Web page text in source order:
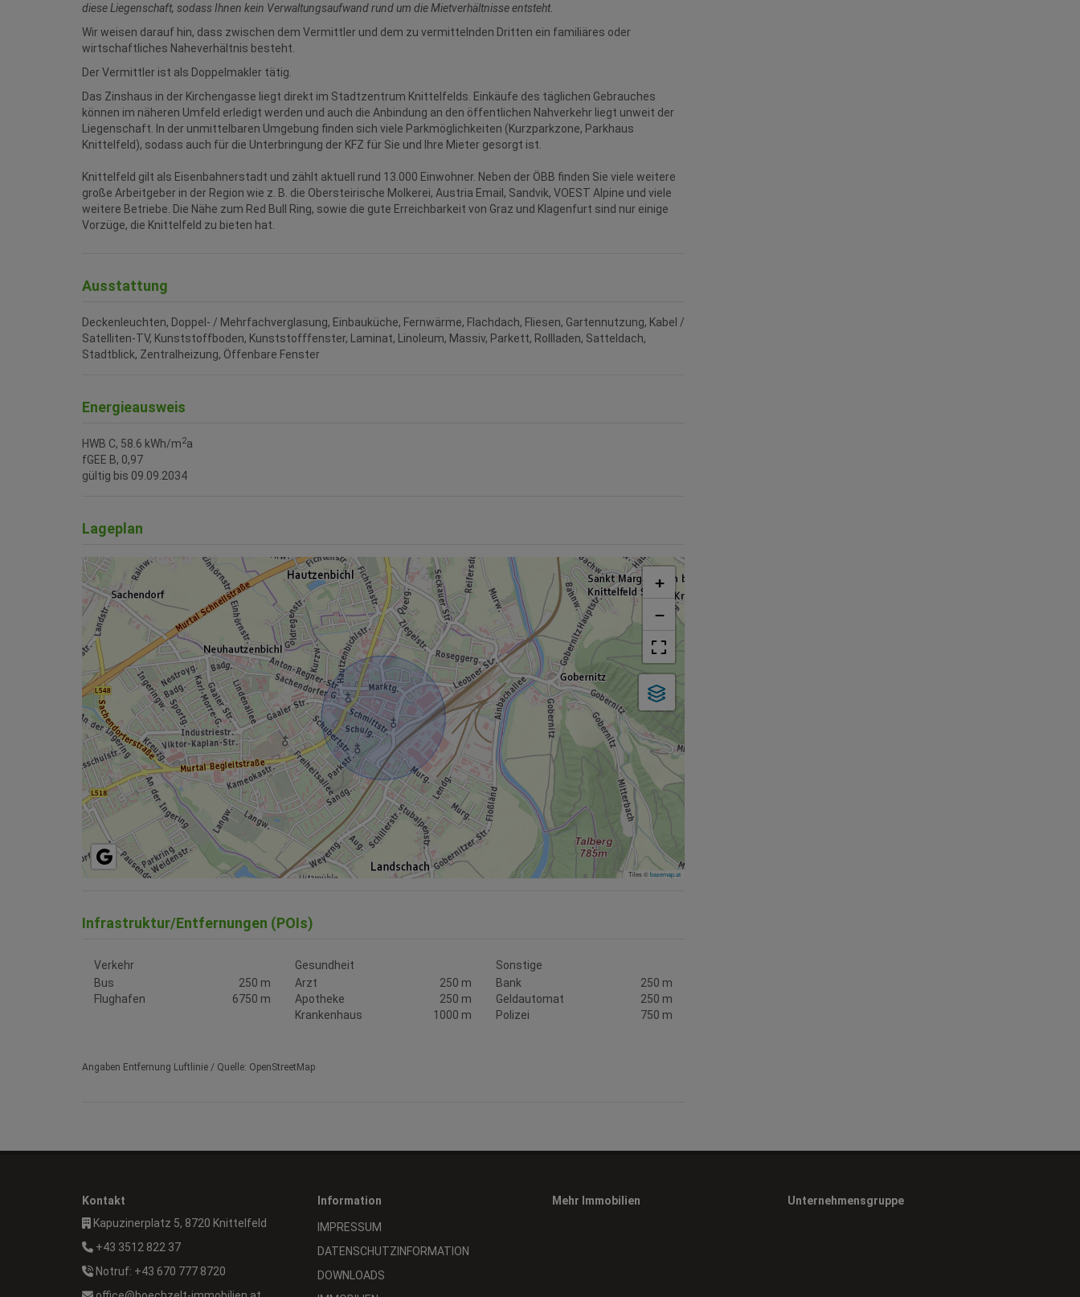
diese Liegenschaft, sodass Ihnen kein Verwaltungsaufwand rund um die Mietverhältnisse entsteht.
Wir weisen darauf hin, dass zwischen dem Vermittler und dem zu vermittelnden Dritten ein familiäres oder
wirtschaftliches Naheverhältnis besteht.
Der Vermittler ist als Doppelmakler tätig.
Das Zinshaus in der Kirchengasse liegt direkt im Stadtzentrum Knittelfelds. Einkäufe des täglichen Gebrauches
können im näheren Umfeld erledigt werden und auch die Anbindung an den öffentlichen Nahverkehr liegt unweit der
Liegenschaft. In der unmittelbaren Umgebung finden sich viele Parkmöglichkeiten (Kurzparkzone, Parkhaus
Knittelfeld), sodass auch für die Unterbringung der KFZ für Sie und Ihre Mieter gesorgt ist.
Knittelfeld gilt als Eisenbahnerstadt und zählt aktuell rund 13.000 Einwohner. Neben der ÖBB finden Sie viele weitere
große Arbeitgeber in der Region wie z. B. die Obersteirische Molkerei, Austria Email, Sandvik, VOEST Alpine und viele
weitere Betriebe. Die Nähe zum Red Bull Ring, sowie die gute Erreichbarkeit von Graz und Klagenfurt sind nur einige
Vorzüge, die Knittelfeld zu bieten hat.
Ausstattung
Deckenleuchten Doppel- / Mehrfachverglasung Einbauküche Fernwärme Flachdach Fliesen Gartennutzung Kabel /
Satelliten-TV Kunststoffboden Kunststofffenster Laminat Linoleum Massiv Parkett Rollladen Satteldach
Stadtblick Zentralheizung Öffenbare Fenster
Energieausweis
HWB C, 58.6 kWh/m2a
fGEE B, 0,97
gültig bis 09.09.2034
Lageplan
+
−
Tiles ©basemap.at
Infrastruktur/Entfernungen (POIs)
Verkehr
Bus
250 m
Flughafen
6750 m
Gesundheit
Arzt
250 m
Apotheke
250 m
Krankenhaus
1000 m
Sonstige
Bank
250 m
Geldautomat
250 m
Polizei
750 m
Angaben Entfernung Luftlinie / Quelle: OpenStreetMap
Kontakt
Kapuzinerplatz 5, 8720 Knittelfeld
+43 3512 822 37
Notruf: +43 670 777 8720
Information
IMPRESSUM
DATENSCHUTZINFORMATION
DOWNLOADS
Mehr Immobilien Unternehmensgruppe